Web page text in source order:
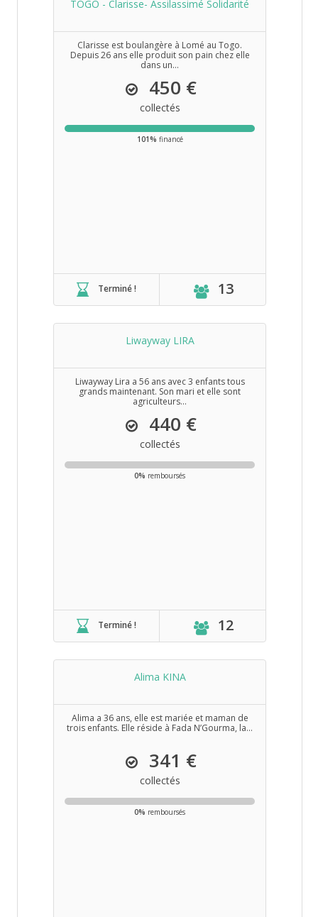
TOGO - Clarisse- Assilassimé Solidarité
Clarisse est boulangère à Lomé au Togo.
Depuis 26 ans elle produit son pain chez elle
dans un...
450 €
collectés
101% financé
Terminé ! 13
Liwayway LIRA
Liwayway Lira a 56 ans avec 3 enfants tous
grands maintenant. Son mari et elle sont
agriculteurs...
440 €
collectés
0% remboursés
Terminé ! 12
Alima KINA
Alima a 36 ans, elle est mariée et maman de
trois enfants. Elle réside à Fada N’Gourma, la...
341 €
collectés
0% remboursés